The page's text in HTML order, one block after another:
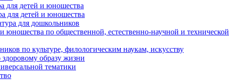
для детей и юношества
для детей и юношества
для дошкольников
юношества по общественной, естественно-научной и технической
по культуре, филологическим наукам, искусству
образу жизни
тематики